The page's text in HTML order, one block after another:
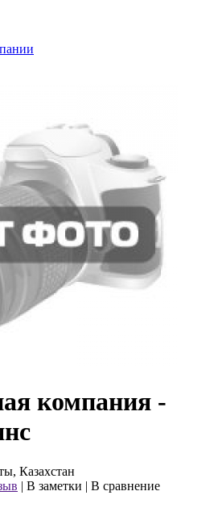
компания -
Казахстан
| В заметки | В сравнение